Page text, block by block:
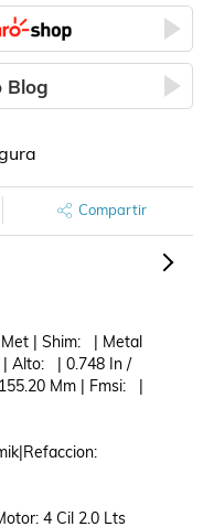
Blog
Compartir
| Shim:   | Metal
Alto:   | 0.748 In /
Mm | Fmsi:   |
4 Cil 2.0 Lts